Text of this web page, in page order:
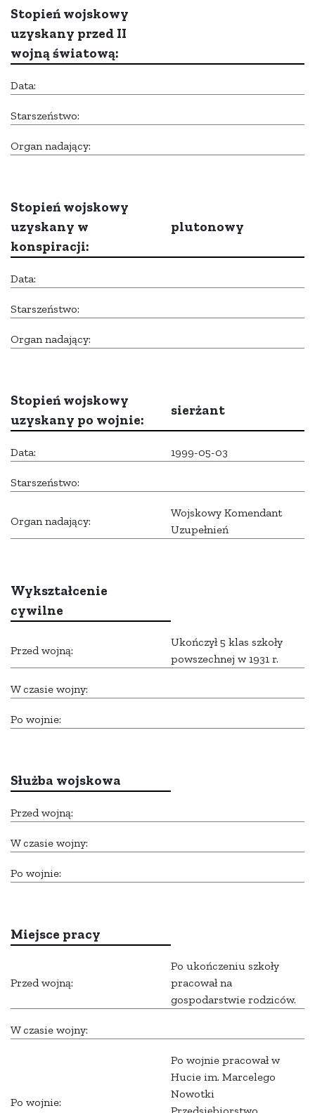
Stopień wojskowy
uzyskany przed II
wojną światową:
Data:
Starszeństwo:
Organ nadający:
Stopień wojskowy
uzyskany w
konspiracji:
plutonowy
Data:
Starszeństwo:
Organ nadający:
Stopień wojskowy
uzyskany po wojnie:
sierżant
Data: 1999-05-03
Starszeństwo:
Organ nadający:
Wojskowy Komendant
Uzupełnień
Wykształcenie
cywilne
Przed wojną:
Ukończył 5 klas szkoły
powszechnej w 1931 r.
W czasie wojny:
Po wojnie:
Służba wojskowa
Przed wojną:
W czasie wojny:
Po wojnie:
Miejsce pracy
Przed wojną:
Po ukończeniu szkoły
pracował na
gospodarstwie rodziców.
W czasie wojny:
Po wojnie:
Po wojnie pracował w
Hucie im. Marcelego
Nowotki